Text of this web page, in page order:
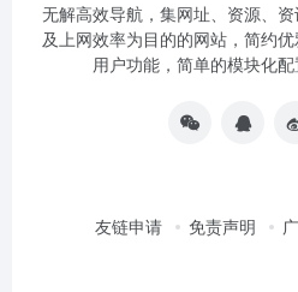
无解高效导航，集网址、资源、
及上网效率为目的的网站，简约
用户功能，简单的模块化
友链申请 免责声明